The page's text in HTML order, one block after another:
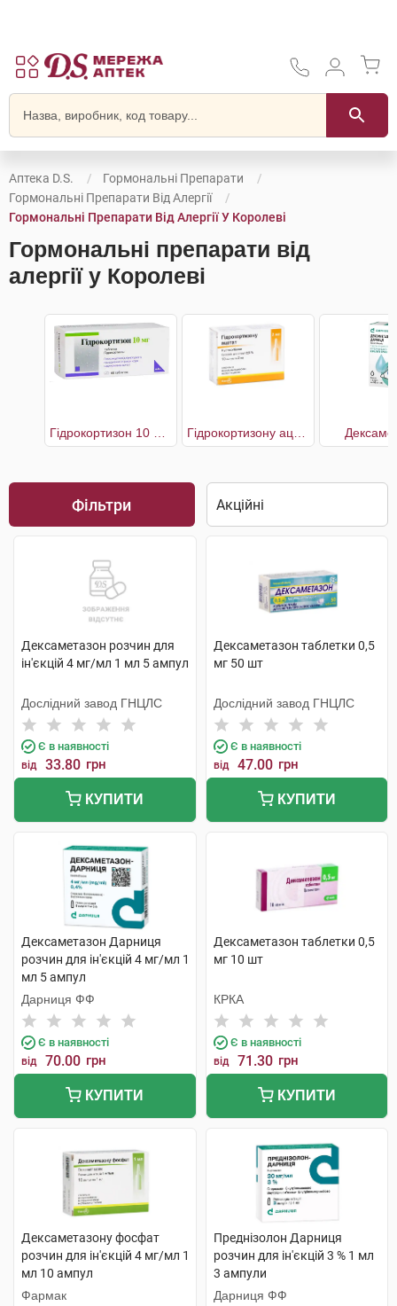
Аптека D.S.
Гормональні Препарати
Гормональні Препарати Від Алергії
Гормональні Препарати Від Алергії У Королеві
Гормональні препарати від
алергії у Королеві
Фільтри
Дексаметазон розчин для
ін'єкцій 4 мг/мл 1 мл 5 ампул
Дослідний завод ГНЦЛС
Є в наявності
від 33.80 грн
КУПИТИ
Дексаметазон таблетки 0,5
мг 50 шт
Дослідний завод ГНЦЛС
Є в наявності
від 47.00 грн
КУПИТИ
Дексаметазон Дарниця
розчин для ін'єкцій 4 мг/мл 1
мл 5 ампул
Дарниця ФФ
Є в наявності
від 70.00 грн
КУПИТИ
Дексаметазон таблетки 0,5
мг 10 шт
КРКА
Є в наявності
від 71.30 грн
КУПИТИ
Дексаметазону фосфат
розчин для ін'єкцій 4 мг/мл 1
мл 10 ампул
Фармак
Преднізолон Дарниця
розчин для ін'єкцій 3 % 1 мл
3 ампули
Дарниця ФФ